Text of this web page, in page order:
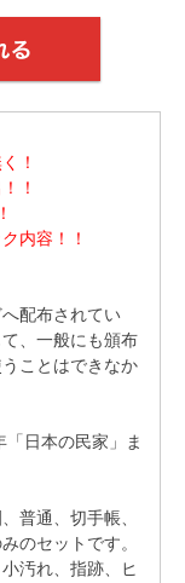
！
！
内容！！
配布されてい
、一般にも頒布
ことはできなか
日本の民家」ま
普通、切手帳、
のセットです。
汚れ、指跡、ヒ